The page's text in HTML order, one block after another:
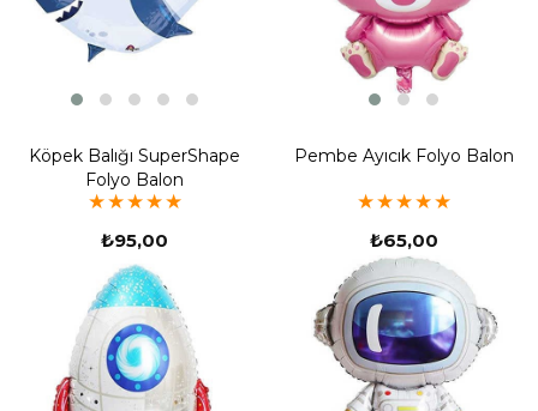
Köpek Balığı SuperShape
Folyo Balon
★★★★★
₺95,00
Pembe Ayıcık Folyo Balon
★★★★★
₺65,00